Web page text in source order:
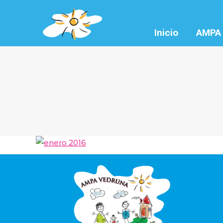
Inicio AMPA